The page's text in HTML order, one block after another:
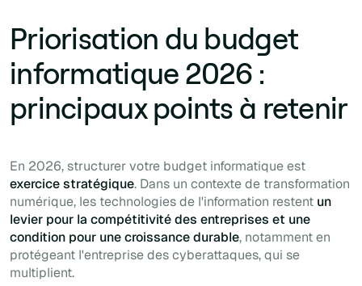
Priorisation du budget
informatique 2026 :
principaux points à retenir
En 2026, structurer votre budget informatique est
exercice stratégique. Dans un contexte de transformation
numérique, les technologies de l'information restent un
levier pour la compétitivité des entreprises et une
condition pour une croissance durable, notamment en
protégeant l'entreprise des cyberattaques, qui se
multiplient.